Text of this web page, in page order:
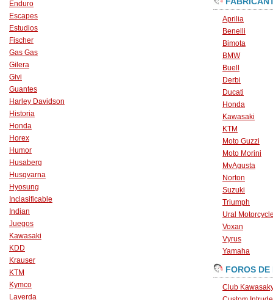
Enduro
Escapes
Estudios
Fischer
Gas Gas
Gilera
Givi
Guantes
Harley Davidson
Historia
Honda
Horex
Humor
Husaberg
Husqvarna
Hyosung
Inclasificable
Indian
Juegos
Kawasaki
KDD
Krauser
KTM
Kymco
Laverda
Aprilia
Benelli
Bimota
BMW
Buell
Derbi
Ducati
Honda
Kawasaki
KTM
Moto Guzzi
Moto Morini
MvAgusta
Norton
Suzuki
Triumph
Ural
Voxan
Vyrus
Yamaha
FOROS DE
Club